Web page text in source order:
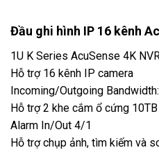
Đầu ghi hình IP 16 kênh
1U K Series AcuSense 4K
Hỗ trợ 16 kênh IP camera
Incoming/Outgoing
Hỗ trợ 2 khe cắm ổ cứng 10TB
Alarm In/Out 4/1
Hỗ trợ chụp ảnh, tìm kiếm và